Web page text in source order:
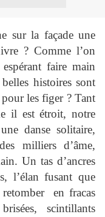
sur la façade une
? Comme l’on
faire main
histoires sont
les figer ? Tant
il est étroit, notre
danse solitaire,
milliers d’âme,
Un tas d’ancres
l’élan fusant que
en fracas
scintillants